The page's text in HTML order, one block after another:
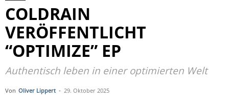
COLDRAIN
VERÖFFENTLICHT
“OPTIMIZE” EP
Authentisch leben in einer optimierten Welt
Von Oliver Lippert - 29. Oktober 2025